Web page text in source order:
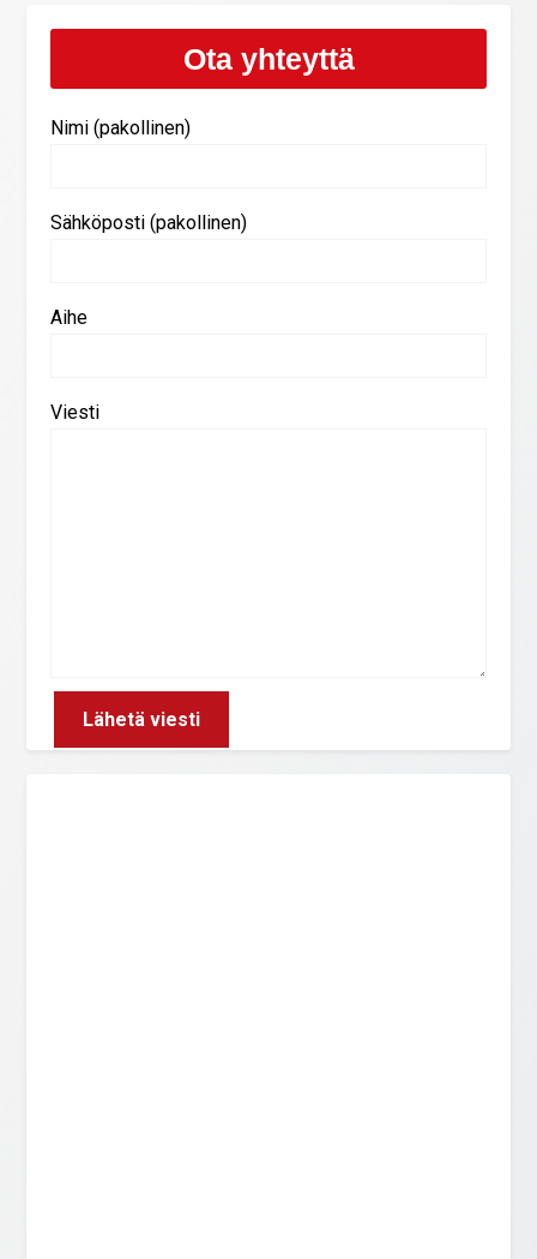
Ota yhteyttä
Nimi (pakollinen)
Sähköposti (pakollinen)
Aihe
Viesti